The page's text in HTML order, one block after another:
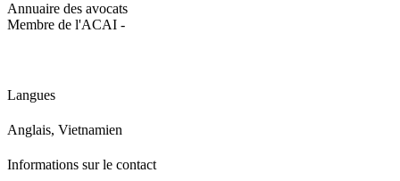
Annuaire des avocats
Membre de l'ACAI -
Langues
Anglais, Vietnamien
Informations sur le contact